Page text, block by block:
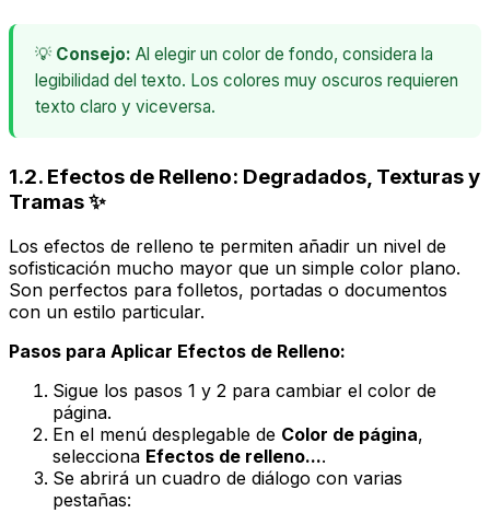
💡 Consejo: Al elegir un color de fondo, considera la
legibilidad del texto. Los colores muy oscuros requieren
texto claro y viceversa.
1.2. Efectos de Relleno: Degradados, Texturas y
Tramas ✨
Los efectos de relleno te permiten añadir un nivel de
sofisticación mucho mayor que un simple color plano.
Son perfectos para folletos, portadas o documentos
con un estilo particular.
Pasos para Aplicar Efectos de Relleno:
Sigue los pasos 1 y 2 para cambiar el color de
página.
En el menú desplegable de Color de página,
selecciona Efectos de relleno....
Se abrirá un cuadro de diálogo con varias
pestañas: